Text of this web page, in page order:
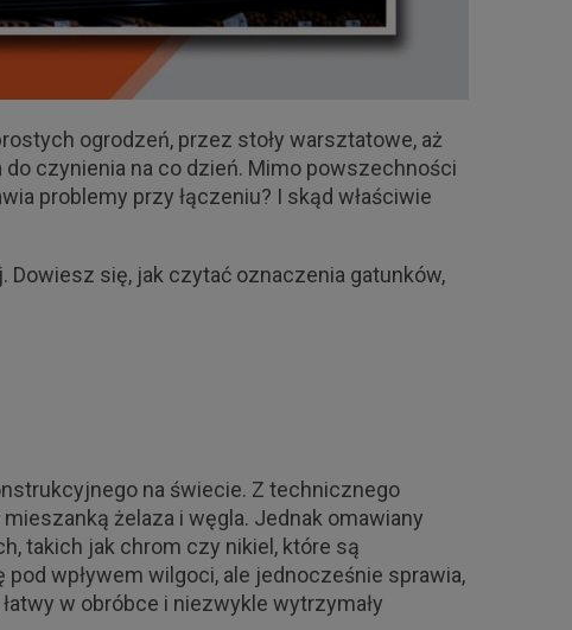
ogrodzeń, przez stoły warsztatowe, aż
czynienia na co dzień. Mimo powszechności
problemy przy łączeniu? I skąd właściwie
się, jak czytać oznaczenia gatunków,
na świecie. Z technicznego
żelaza i węgla. Jednak omawiany
takich jak chrom czy nikiel, które są
wpływem wilgoci, ale jednocześnie sprawia,
w obróbce i niezwykle wytrzymały